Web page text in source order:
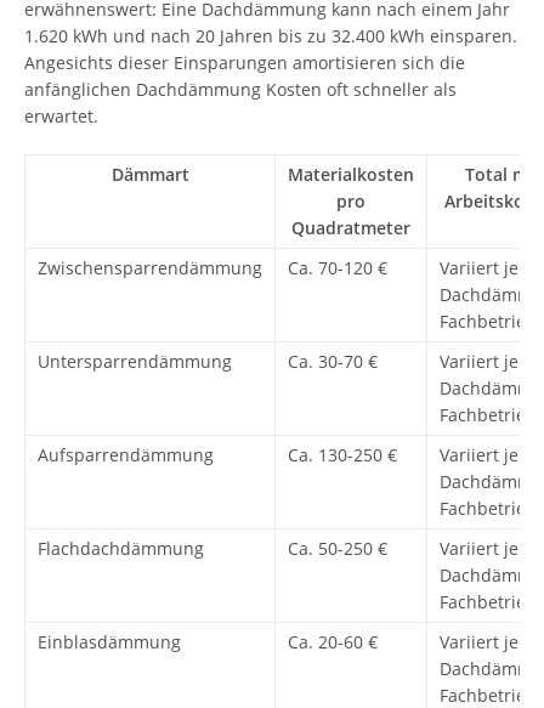
erwähnenswert: Eine Dachdämmung kann nach einem Jahr
1.620 kWh und nach 20 Jahren bis zu 32.400 kWh einsparen.
Angesichts dieser Einsparungen amortisieren sich die
anfänglichen Dachdämmung Kosten oft schneller als
erwartet.
Dämmart
Materialkosten
pro
Quadratmeter
Total mit
Zwischensparrendämmung Ca. 70-120 €
Variiert je
Fachbetrieb
Untersparrendämmung
Ca. 30-70 €
Variiert je
Fachbetrieb
Aufsparrendämmung
Ca. 130-250 €
Variiert je
Fachbetrieb
Flachdachdämmung
Ca. 50-250 €
Variiert je
Fachbetrieb
Einblasdämmung
Ca. 20-60 €
Variiert je
Fachbetrieb